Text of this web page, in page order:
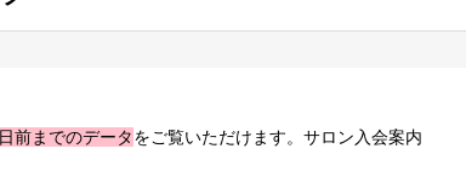
前までのデータをご覧いただけます。サロン入会案内